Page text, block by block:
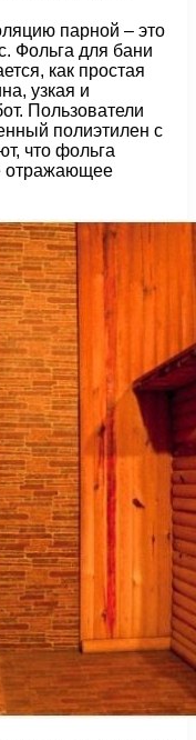
парной – это
Фольга для бани
как простая
узкая и
Пользователи
полиэтилен с
что фольга
отражающее